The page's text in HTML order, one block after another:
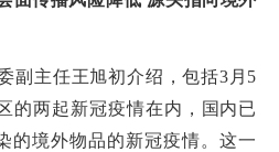
副主任王旭初介绍，包括3月5
的两起新冠疫情在内，国内已
的境外物品的新冠疫情。这一